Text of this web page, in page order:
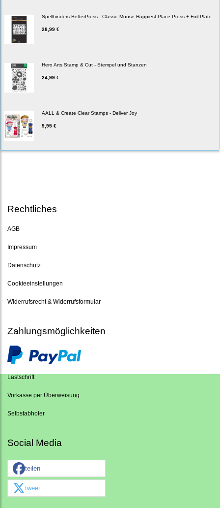
Spellbinders BetterPress - Classic Mouse Happiest Place Press + Foil Plate
28,99 €
Hero Arts Stamp & Cut - Stempel und Stanzen
24,99 €
AALL & Create Clear Stamps - Deliver Joy
9,95 €
Rechtliches
AGB
Impressum
Datenschutz
Cookieeinstellungen
Widerrufsrecht & Widerrufsformular
Zahlungsmöglichkeiten
Lastschrift
Vorkasse per Überweisung
Selbstabholer
Social Media
teilen
tweet